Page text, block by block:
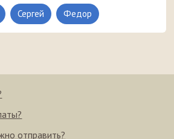
Сергей Федор
отправить?